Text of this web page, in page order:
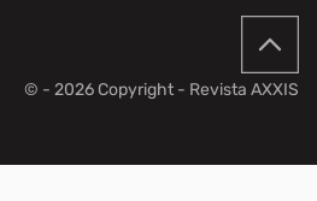
© - 2026 Copyright - Revista AXXIS